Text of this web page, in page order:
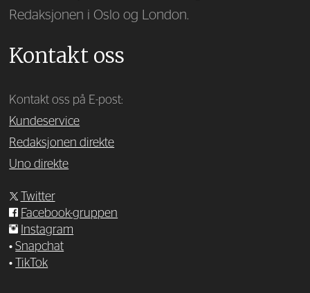
Redaksjonen i Oslo og London.
Kontakt oss
Kontakt oss på E-post:
Kundeservice
Redaksjonen direkte
Uno direkte
Twitter
Facebook-gruppen
Instagram
•Snapchat
•
TikTok